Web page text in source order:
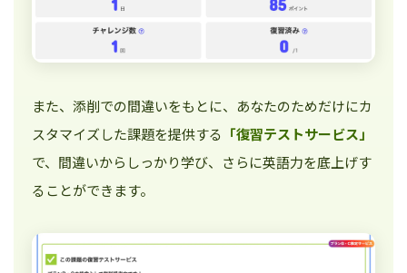
また、添削での間違いをもとに、あなたのためだけにカ
スタマイズした課題を提供する 「復習テストサービス」
で、間違いからしっかり学び、さらに英語力を底上げす
ることができます。